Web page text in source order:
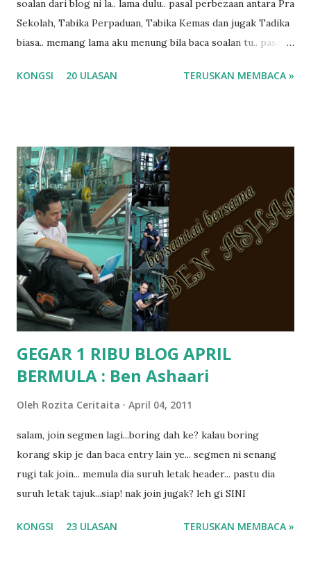
soalan dari blog ni la.. lama dulu.. pasal perbezaan antara Pra
Sekolah, Tabika Perpaduan, Tabika Kemas dan jugak Tadika
biasa.. memang lama aku menung bila baca soalan tu.. pasal
ko.. masa tu aku baru je ada anak sorang dan aku hentam je
tanya sapa-sapa pun masa tu.. bila fikir-fikirkan balik terasa
jugak masa alahai teruknya kami sebagai ibubapa.. dan kami
terasa jugak semakin teruk bila abg long dah masuk 2 tahun
kat salah satu tadika swasta ni.. tapi nampaknya kenal huruf
pun tak tau.. pengsan aku bila ingat balik.. aku mula fikir
mungkin sebab abg long sendiri jenis budak yang ada
masalah dyslexia.. tapi minor la.. nanti la aku cerita pasal
dyslexia tu.. lepas tu kami buat keputusan pu...
KONGSI 20 ULASAN TERUSKAN MEMBACA »
GEGAR 1 RIBU BLOG APRIL
BERMULA : Ben Ashaari
Oleh Rozita Ceritaita April 04, 2011
salam, join segmen lagi...boring dah ke? kalau boring
korang skip je dan baca entry lain ye... segmen ni senang
rugi tak join... memula dia suruh letak header... pastu dia
suruh letak tajuk...siap! nak join jugak? leh gi SINI
KONGSI 23 ULASAN TERUSKAN MEMBACA »